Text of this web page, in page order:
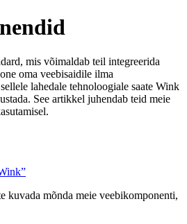
mis võimaldab teil integreerida
oma veebisaidile ilma
lahedale tehnoloogiale saate Wink
See artikkel juhendab teid meie
kuvada mõnda meie veebikomponenti,